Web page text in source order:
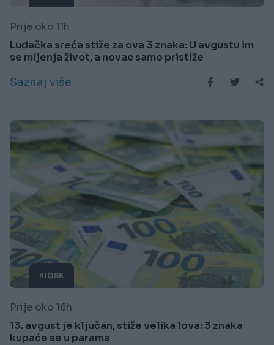
Prije oko 11h
Luđačka sreća stiže za ova 3 znaka: U avgustu im
se mijenja život, a novac samo pristiže
Saznaj više
KIOSK
Prije oko 16h
13. avgust je ključan, stiže velika lova: 3 znaka
kupaće se u parama